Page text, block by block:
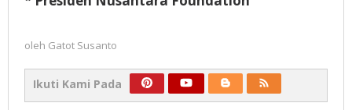
oleh Gatot Susanto
Ikuti Kami Pada